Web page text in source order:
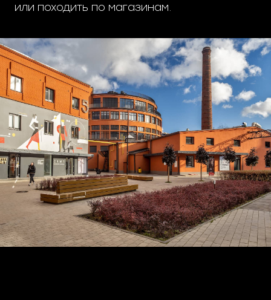
или походить по магазинам.